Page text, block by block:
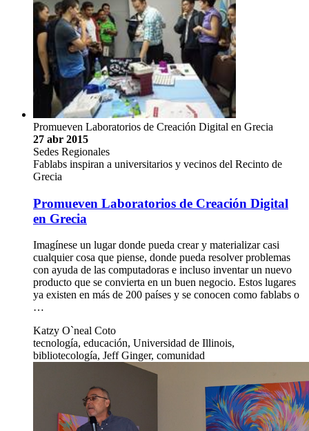
Promueven Laboratorios de Creación Digital en Grecia
27 abr 2015
Sedes Regionales
Fablabs inspiran a universitarios y vecinos del Recinto de
Grecia
Promueven Laboratorios de Creación Digital
en Grecia
Imagínese un lugar donde pueda crear y materializar casi
cualquier cosa que piense, donde pueda resolver problemas
con ayuda de las computadoras e incluso inventar un nuevo
producto que se convierta en un buen negocio. Estos lugares
ya existen en más de 200 países y se conocen como fablabs o
…
Katzy O`neal Coto
tecnología, educación, Universidad de Illinois,
bibliotecología, Jeff Ginger, comunidad